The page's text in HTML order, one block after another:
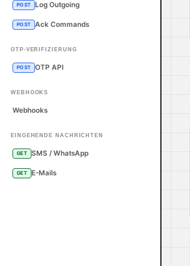
POST Log Outgoing
POST Ack Commands
OTP-VERIFIZIERUNG
POST OTP API
WEBHOOKS
Webhooks
EINGEHENDE NACHRICHTEN
GET SMS / WhatsApp
GET E-Mails